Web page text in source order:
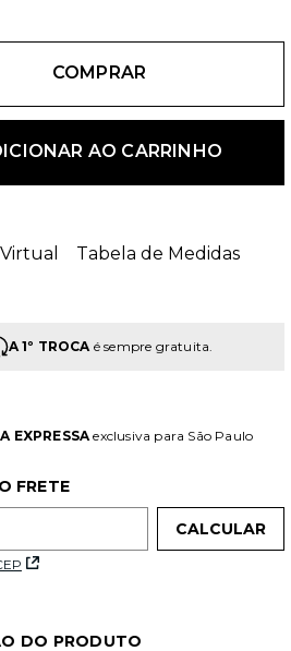
COMPRAR
AO CARRINHO
Tabela de Medidas
A 1º TROCAé sempre gratuita.
EXPRESSAexclusiva para São Paulo
FRETE
DO PRODUTO